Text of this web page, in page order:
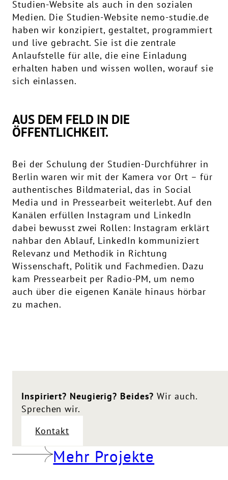
Studien-Website als auch in den sozialen
Medien. Die Studien-Website nemo-studie.de
haben wir konzipiert, gestaltet, programmiert
und live gebracht. Sie ist die zentrale
Anlaufstelle für alle, die eine Einladung
erhalten haben und wissen wollen, worauf sie
sich einlassen.
AUS DEM FELD IN DIE
ÖFFENTLICHKEIT.
Bei der Schulung der Studien-Durchführer in
Berlin waren wir mit der Kamera vor Ort – für
authentisches Bildmaterial, das in Social
Media und in Pressearbeit weiterlebt. Auf den
Kanälen erfüllen Instagram und LinkedIn
dabei bewusst zwei Rollen: Instagram erklärt
nahbar den Ablauf, LinkedIn kommuniziert
Relevanz und Methodik in Richtung
Wissenschaft, Politik und Fachmedien. Dazu
kam Pressearbeit per Radio-PM, um nemo
auch über die eigenen Kanäle hinaus hörbar
zu machen.
Inspiriert? Neugierig? Beides? Wir auch.
Sprechen wir.
Kontakt
Mehr Projekte